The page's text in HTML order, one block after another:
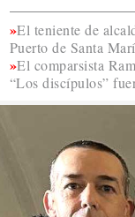
El teniente de
Puerto de Santa
El comparsista
“Los discípulos”